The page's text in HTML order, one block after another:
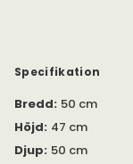
Pallen är tillverkad
millimeter massivt
Specifikation
Bredd: 50 cm
Höjd: 47 cm
Djup: 50 cm